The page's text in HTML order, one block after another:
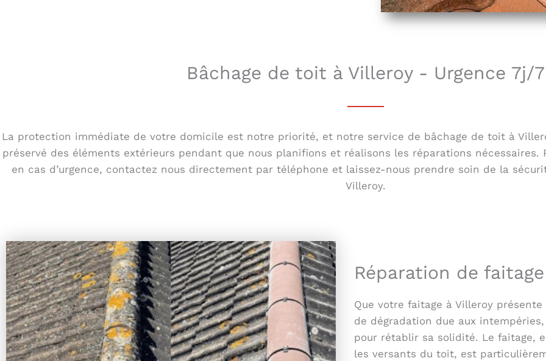
Bâchage de toit à Villeroy - Urgence 7j/7
La protection immédiate de votre domicile est notre priorité, et notre service de bâchage de toit à
préservé des éléments extérieurs pendant que nous planifions et réalisons les réparations nécessaires.
en cas d’urgence, contactez nous directement par téléphone et laissez-nous prendre soin de la
Villeroy.
Réparation de
Que votre faitage à Villeroy
de dégradation due aux
pour rétablir sa solidité. Le faitage,
les versants du toit, est